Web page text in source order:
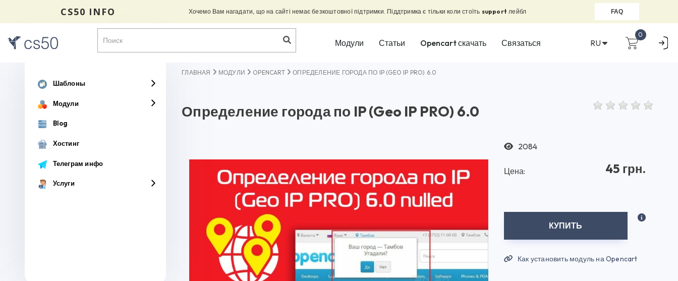
CS50 INFO Хочемо Вам нагадати, що на сайті немає безкоштовної підтримки. Піддтримка є тільки коли стоїть support лейбл FAQ
Модули Статьи Opencart скачать Связаться RU
0
Шаблоны
Модули
Blog
Хостинг
Телеграм инфо
Услуги
ГЛАВНАЯ МОДУЛИ OPENCART ОПРЕДЕЛЕНИЕ ГОРОДА ПО IP (GEO IP PRO) 6.0
Определение города по IP (Geo IP PRO) 6.0
2084
Цена: 45 грн.
КУПИТЬ
Как установить модуль на Opencart